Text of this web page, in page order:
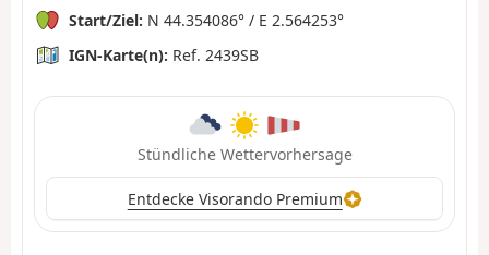
Start/Ziel: N 44.354086° / E 2.564253°
IGN-Karte(n): Ref. 2439SB
Stündliche Wettervorhersage
Entdecke Visorando Premium